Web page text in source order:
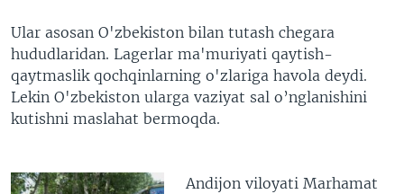
Ular asosan O'zbekiston bilan tutash chegara
hududlaridan. Lagerlar ma'muriyati qaytish-
qaytmaslik qochqinlarning o'zlariga havola deydi.
Lekin O'zbekiston ularga vaziyat sal o’nglanishini
kutishni maslahat bermoqda.
Andijon viloyati Marhamat